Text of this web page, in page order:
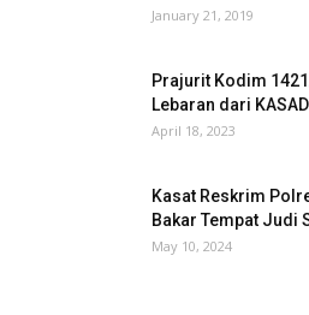
January 21, 2019
Prajurit Kodim
Lebaran dari KASAD
April 18, 2023
Kasat Reskrim
Bakar Tempat Judi
May 10, 2024